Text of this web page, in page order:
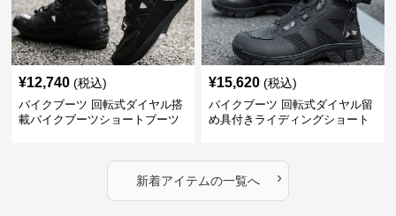
¥12,740 (税込)
バイクブーツ 回転式ダイヤル搭
載バイクブーツショートブーツ
¥15,620 (税込)
バイクブーツ 回転式ダイヤル留
め具付きライディングショート
新着アイテムの一覧へ ›